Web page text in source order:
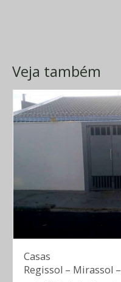
Veja também
Casas
Regissol – Mirassol –